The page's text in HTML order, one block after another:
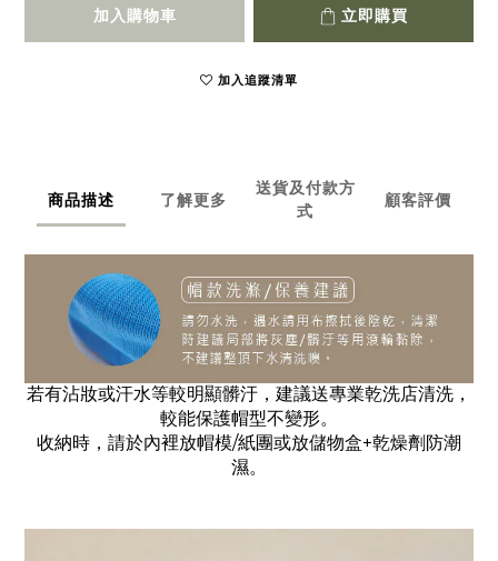
加入購物車 立即購買
加入追蹤清單
商品描述 了解更多
送貨及付款方
式
顧客評價
若有沾妝或汗水等較明顯髒汙，建議送專業乾洗店清洗，
較能保護帽型不變形。
收納時，請於內裡放帽模/紙團或放儲物盒+乾燥劑防潮
濕。